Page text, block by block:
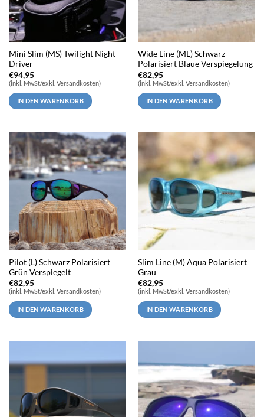
Mini Slim (MS) Twilight Night
Driver
€94,95
(inkl. MwSt/exkl. Versandkosten)
IN DEN WARENKORB
Wide Line (ML) Schwarz
Polarisiert Blaue Verspiegelung
€82,95
(inkl. MwSt/exkl. Versandkosten)
IN DEN WARENKORB
Pilot (L) Schwarz Polarisiert
Grün Verspiegelt
€82,95
(inkl. MwSt/exkl. Versandkosten)
IN DEN WARENKORB
Slim Line (M) Aqua Polarisiert
Grau
€82,95
(inkl. MwSt/exkl. Versandkosten)
IN DEN WARENKORB